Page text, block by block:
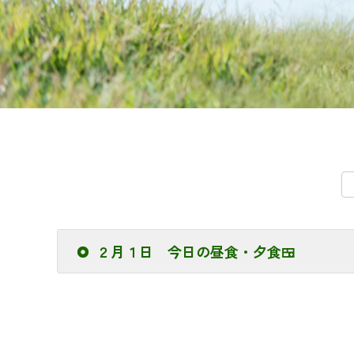
２月１日 今日の昼食・夕食🍱